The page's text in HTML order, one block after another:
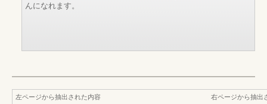
んになれます。
左ページから抽出された内容
右ページから抽出